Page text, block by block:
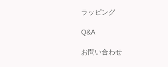
近鉄百貨店 生駒店
西武渋谷店
ラッピング
Q&A
お問い合わせ